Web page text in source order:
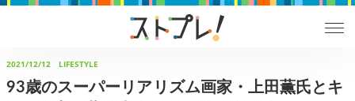
2021/12/12 LIFESTYLE
93歳のスーパーリアリズム画家・上田薫氏とキ